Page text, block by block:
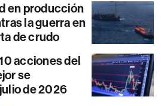
en producción
la guerra en
de crudo
acciones del
se
de 2026